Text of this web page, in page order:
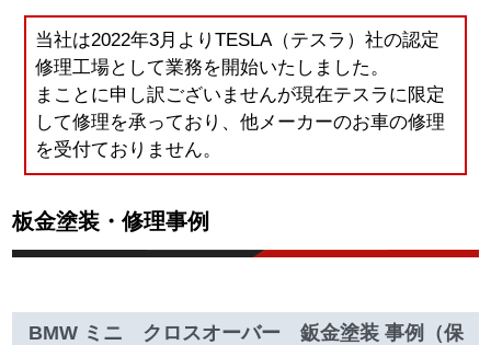
当社は2022年3月よりTESLA（テスラ）社の認定
修理工場として業務を開始いたしました。
まことに申し訳ございませんが現在テスラに限定
して修理を承っており、他メーカーのお車の修理
を受付ておりません。
板金塗装・修理事例
BMW ミニ クロスオーバー 鈑金塗装 事例（保